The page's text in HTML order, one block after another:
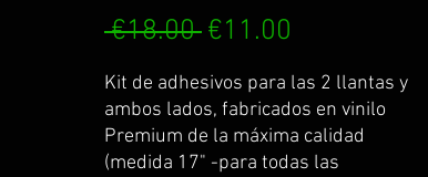
€18.00 Regular
€11.00
Kit de adhesivos para las 2 llantas y
ambos lados, fabricados en vinilo
Premium de la máxima calidad
(medida 17" -para todas las